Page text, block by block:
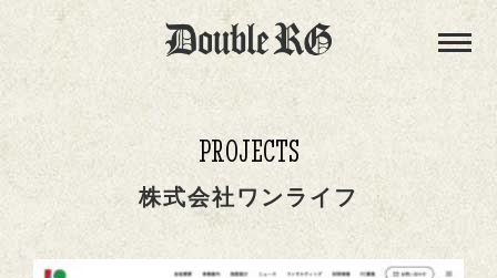
PROJECTS
株式会社ワンライフ